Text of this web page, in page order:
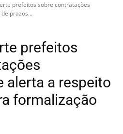
prefeitos sobre contratações
prazos...
prefeitos
alerta a respeito
formalização